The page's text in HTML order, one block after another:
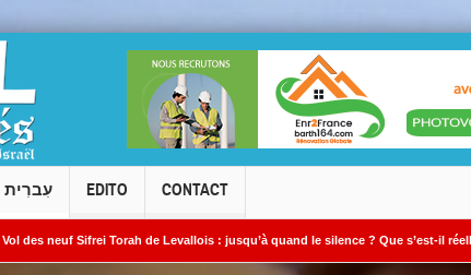
עִברִית EDITO CONTACT
Torah de Levallois : jusqu’à quand le silence ? Que s’est-il réellement passé ?